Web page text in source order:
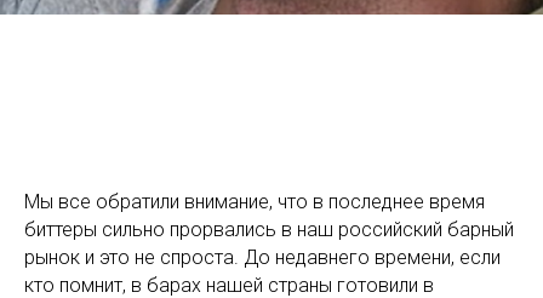
Мы все обратили внимание, что в последнее время
биттеры сильно прорвались в наш российский барный
рынок и это не спроста. До недавнего времени, если
кто помнит, в барах нашей страны готовили в